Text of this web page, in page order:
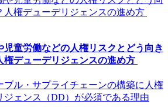
児童労働などの人権リスクとどう向き
権デューデリジェンスの進め方